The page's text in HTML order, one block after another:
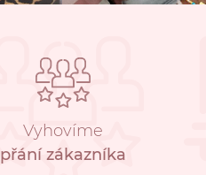
Vyhovíme
přání zákazníka